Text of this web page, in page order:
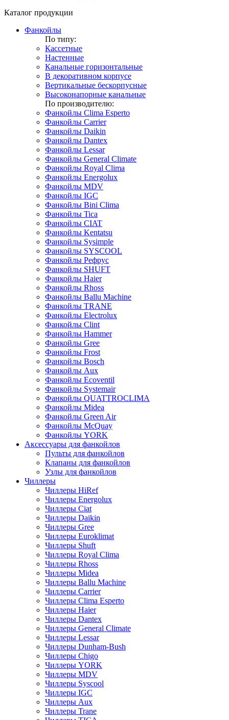
Каталог продукции
Фанкойлы
По типу:
Кассетные
Настенные
Канальные горизонтальные
В декоративном корпусе
Вертикальные бескорпусные
Высоконапорные канальные
По производителю:
Фанкойлы Clima Esperto
Фанкойлы Carrier
Фанкойлы Daikin
Фанкойлы Dantex
Фанкойлы Lessar
Фанкойлы General Climate
Фанкойлы Royal Clima
Фанкойлы Energolux
Фанкойлы MDV
Фанкойлы IGC
Фанкойлы Bini Clima
Фанкойлы Tica
Фанкойлы CIAT
Фанкойлы Kentatsu
Фанкойлы Sysimple
Фанкойлы SYSCOOL
Фанкойлы Рефрус
Фанкойлы SHUFT
Фанкойлы Haier
Фанкойлы Rhoss
Фанкойлы Ballu Machine
Фанкойлы TRANE
Фанкойлы Electrolux
Фанкойлы Clint
Фанкойлы Hammer
Фанкойлы Gree
Фанкойлы Frost
Фанкойлы Bosch
Фанкойлы Aux
Фанкойлы Ecoventil
Фанкойлы Systemair
Фанкойлы QUATTROCLIMA
Фанкойлы Midea
Фанкойлы Green Air
Фанкойлы McQuay
Фанкойлы YORK
Аксессуары для фанкойлов
Пульты для фанкойлов
Клапаны для фанкойлов
Узлы для фанкойлов
Чиллеры
Чиллеры HiRef
Чиллеры Energolux
Чиллеры Ciat
Чиллеры Daikin
Чиллеры Gree
Чиллеры Euroklimat
Чиллеры Shuft
Чиллеры Royal Clima
Чиллеры Rhoss
Чиллеры Midea
Чиллеры Ballu Machine
Чиллеры Carrier
Чиллеры Clima Esperto
Чиллеры Haier
Чиллеры Dantex
Чиллеры General Climate
Чиллеры Lessar
Чиллеры Dunham-Bush
Чиллеры Chigo
Чиллеры YORK
Чиллеры MDV
Чиллеры Syscool
Чиллеры IGC
Чиллеры Aux
Чиллеры Trane